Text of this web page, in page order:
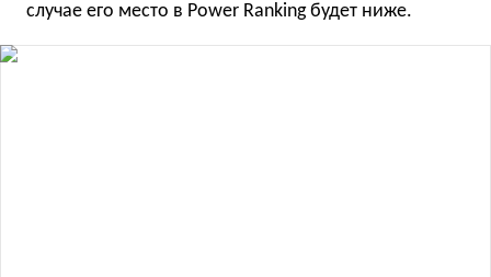
случае его место в Power Ranking будет ниже.